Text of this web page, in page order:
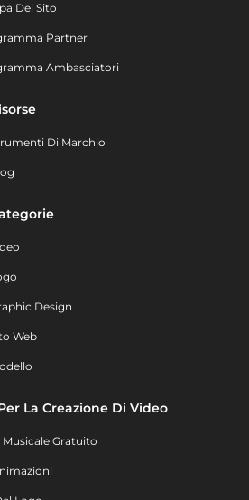
Del Sito
Partner
Ambasciatori
Di Marchio
Design
Web
La Creazione Di Video
Gratuito